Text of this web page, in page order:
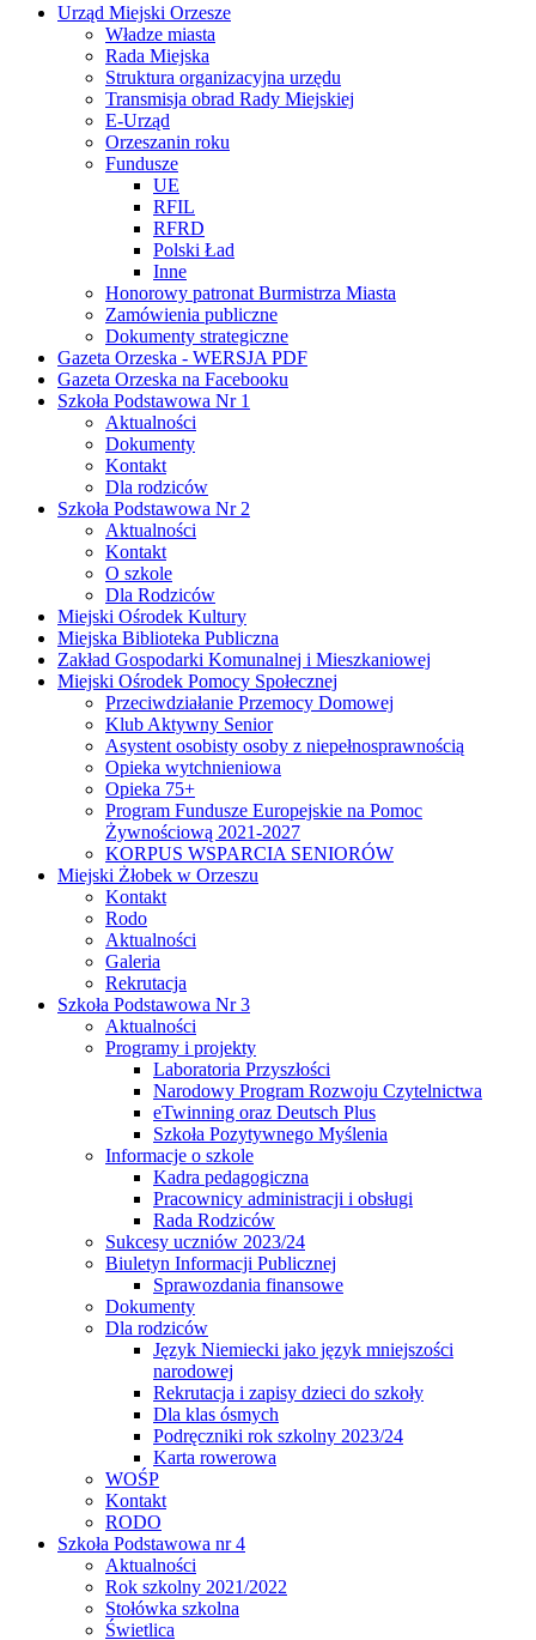
Urząd Miejski Orzesze
Władze miasta
Rada Miejska
Struktura organizacyjna urzędu
Transmisja obrad Rady Miejskiej
E-Urząd
Orzeszanin roku
Fundusze
UE
RFIL
RFRD
Polski Ład
Inne
Honorowy patronat Burmistrza Miasta
Zamówienia publiczne
Dokumenty strategiczne
Gazeta Orzeska - WERSJA PDF
Gazeta Orzeska na Facebooku
Szkoła Podstawowa Nr 1
Aktualności
Dokumenty
Kontakt
Dla rodziców
Szkoła Podstawowa Nr 2
Aktualności
Kontakt
O szkole
Dla Rodziców
Miejski Ośrodek Kultury
Miejska Biblioteka Publiczna
Zakład Gospodarki Komunalnej i Mieszkaniowej
Miejski Ośrodek Pomocy Społecznej
Przeciwdziałanie Przemocy Domowej
Klub Aktywny Senior
Asystent osobisty osoby z niepełnosprawnością
Opieka wytchnieniowa
Opieka 75+
Program Fundusze Europejskie na Pomoc
Żywnościową 2021-2027
KORPUS WSPARCIA SENIORÓW
Miejski Żłobek w Orzeszu
Kontakt
Rodo
Aktualności
Galeria
Rekrutacja
Szkoła Podstawowa Nr 3
Aktualności
Programy i projekty
Laboratoria Przyszłości
Narodowy Program Rozwoju Czytelnictwa
eTwinning oraz Deutsch Plus
Szkoła Pozytywnego Myślenia
Informacje o szkole
Kadra pedagogiczna
Pracownicy administracji i obsługi
Rada Rodziców
Sukcesy uczniów 2023/24
Biuletyn Informacji Publicznej
Sprawozdania finansowe
Dokumenty
Dla rodziców
Język Niemiecki jako język mniejszości
narodowej
Rekrutacja i zapisy dzieci do szkoły
Dla klas ósmych
Podręczniki rok szkolny 2023/24
Karta rowerowa
WOŚP
Kontakt
RODO
Szkoła Podstawowa nr 4
Aktualności
Rok szkolny 2021/2022
Stołówka szkolna
Świetlica